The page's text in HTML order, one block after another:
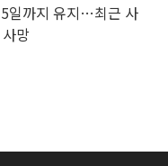
일까지 유지…최근 사
망